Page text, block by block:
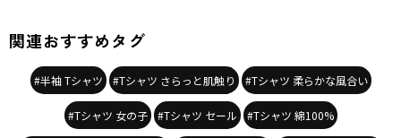
関連おすすめタグ
#半袖 Tシャツ #Tシャツ さらっと肌触り #Tシャツ 柔らかな風合い
#Tシャツ 女の子 #Tシャツ セール #Tシャツ 綿100%